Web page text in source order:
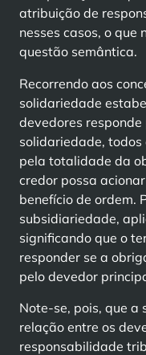
atribuição de
nesses casos, o que
questão semântica.
Recorrendo aos
solidariedade
devedores
solidariedade, todos
pela totalidade da
credor possa
benefício de ordem.
subsidiariedade,
significando que o
responder se a
pelo devedor
Note-se, pois, que
relação entre os
responsabilidade